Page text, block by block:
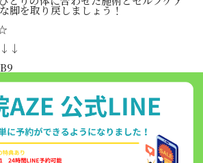
脚を取り戻しましょう！
↓↓